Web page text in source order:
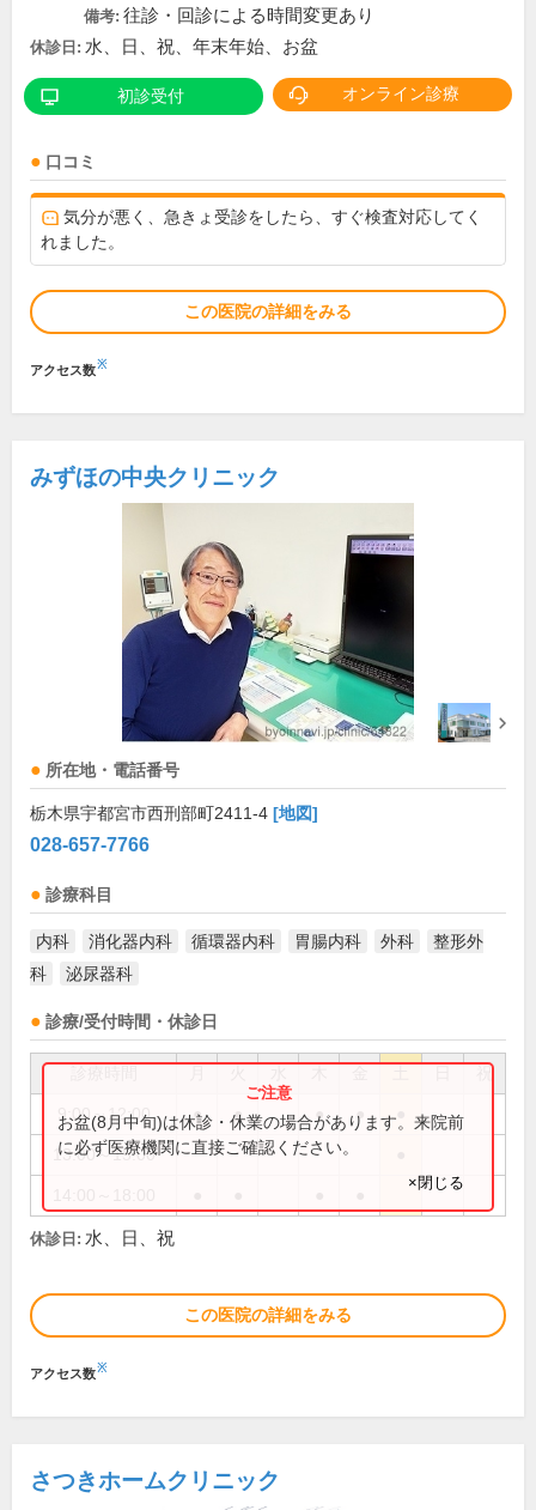
備考: 往診・回診による時間変更あり
休診日: 水、日、祝、年末年始、お盆
初診受付 オンライン診療
口コミ
気分が悪く、急きょ受診をしたら、すぐ検査対応してく
れました。
この医院の詳細をみる
アクセス数※
みずほの中央クリニック
所在地・電話番号
栃木県宇都宮市西刑部町2411-4 [地図]
028-657-7766
診療科目
内科 消化器内科 循環器内科 胃腸内科 外科
整形外
科
泌尿器科
診療/受付時間・休診日
祝
9:00～12:00 ● ● ● ●
13:00～15:00
お盆(8月中旬)は休診・休業の場合があります。来院前
に必ず医療機関に直接ご確認ください。
×閉じる
休診日: 水、日、祝
この医院の詳細をみる
アクセス数※
さつきホームクリニック